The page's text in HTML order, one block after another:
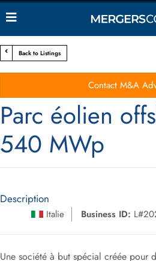
Back to Listings
Contact M&A
Parc éolien
540 MWp
Description
Italie Business ID:
Une société à but spécial créée pour